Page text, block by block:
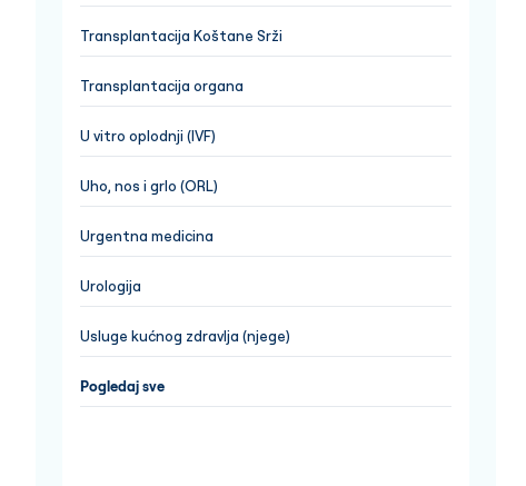
Transplantacija Koštane Srži
Transplantacija organa
U vitro oplodnji (IVF)
Uho, nos i grlo (ORL)
Urgentna medicina
Urologija
Usluge kućnog zdravlja (njege)
Pogledaj sve